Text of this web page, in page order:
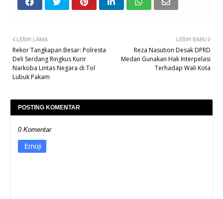
LEBIH BARU
Reza Nasution Desak DPRD
Medan Gunakan Hak Interpelasi
Terhadap Wali Kota
LEBIH LAMA
Rekor Tangkapan Besar: Polresta
Deli Serdang Ringkus Kurir
Narkoba Lintas Negara di Tol
Lubuk Pakam
POSTING KOMENTAR
0 Komentar
Emoji